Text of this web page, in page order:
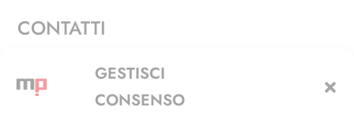
GESTISCI
CONSENSO
CONTATTI
Via Alfieri, 27 - Trezzano Sul Naviglio (MI)
+39 02 4846 3155